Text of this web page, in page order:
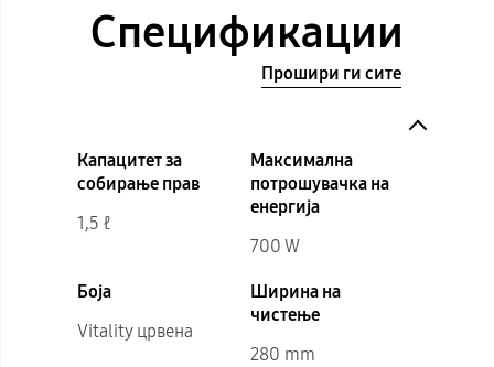
Спецификации
Прошири ги сите
Капацитет за
собирање прав
1,5 ℓ
Максимална
потрошувачка на
енергија
700 W
Боја
Vitality црвена
Ширина на
чистење
280 mm